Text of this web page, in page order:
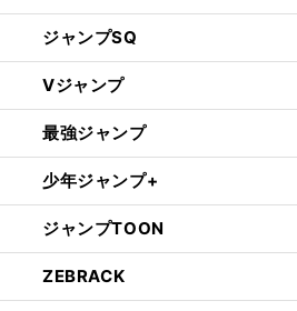
ジャンプSQ
Vジャンプ
最強ジャンプ
少年ジャンプ+
ジャンプTOON
ZEBRACK